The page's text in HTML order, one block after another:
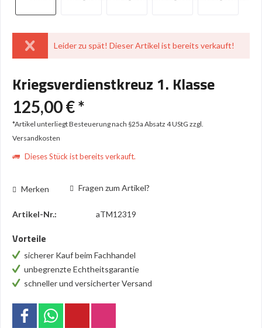
Leider zu spät! Dieser Artikel ist bereits verkauft!
Kriegsverdienstkreuz 1. Klasse
125,00 € *
*Artikel unterliegt Besteuerung nach §25a Absatz 4 UStG zzgl.
Versandkosten
Dieses Stück ist bereits verkauft.
Merken Fragen zum Artikel?
Artikel-Nr.: aTM12319
Vorteile
sicherer Kauf beim Fachhandel
unbegrenzte Echtheitsgarantie
schneller und versicherter Versand